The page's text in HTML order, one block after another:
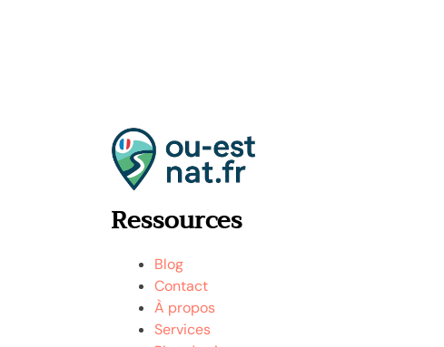
Ressources
Blog
Contact
À propos
Services